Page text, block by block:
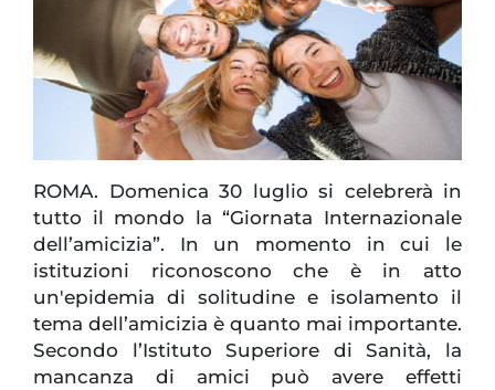
ROMA. Domenica 30 luglio si celebrerà in
tutto il mondo la “Giornata Internazionale
dell’amicizia”. In un momento in cui le
istituzioni riconoscono che è in atto
un'epidemia di solitudine e isolamento il
tema dell’amicizia è quanto mai importante.
Secondo l’Istituto Superiore di Sanità, la
mancanza di amici può avere effetti